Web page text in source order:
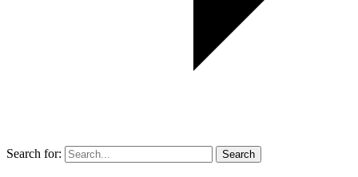
Search for: Search